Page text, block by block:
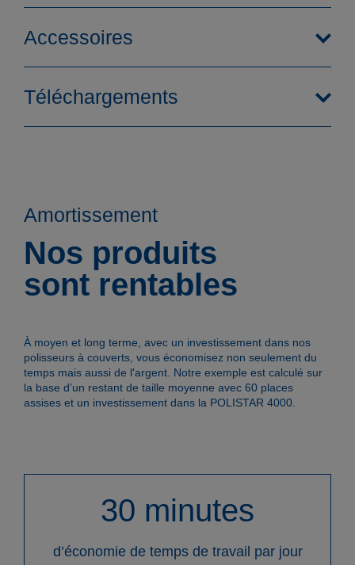
Fonctionnement
Entreprises
Accessoires
Téléchargements
Amortissement
Nos produits
sont rentables
À moyen et long terme, avec un investissement dans nos
polisseurs à couverts, vous économisez non seulement du
temps mais aussi de l'argent. Notre exemple est calculé sur
la base d’un restant de taille moyenne avec 60 places
assises et un investissement dans la POLISTAR 4000.
30 minutes
d’économie de temps de travail par jour